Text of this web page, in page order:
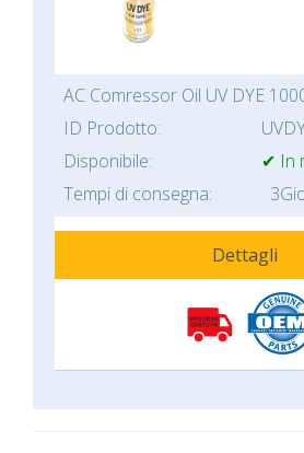
AC Comressor Oil UV DYE
ID Prodotto:
Disponibile:
✔ In
Tempi di consegna:
Dettagli